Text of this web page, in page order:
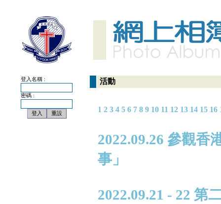
登入名稱 :
密碼 :
活動
1 2 3 4 5 6 7 8 9 10 11 12 13 14 15 16
2022.09.26 參觀
事」
2022.09.21 - 22 第